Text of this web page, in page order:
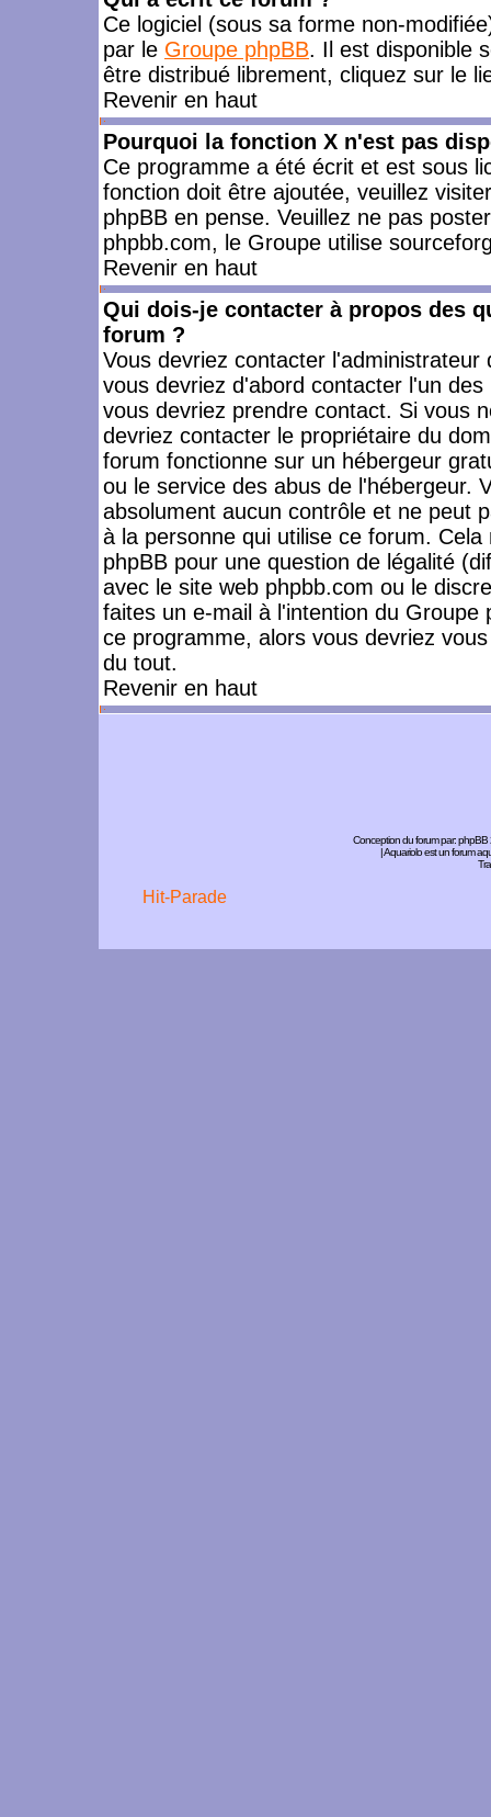
Ce logiciel (sous sa forme non-
par le Groupe phpBB. Il est disponible
être distribué librement, cliquez sur le
Revenir en haut
Pourquoi la fonction X n'est pas
Ce programme a été écrit et est sous
fonction doit être ajoutée, veuillez
phpBB en pense. Veuillez ne pas
phpbb.com, le Groupe utilise
Revenir en haut
Qui dois-je contacter à propos des
forum ?
Vous devriez contacter
vous devriez d'abord contacter l'un
vous devriez prendre contact. Si vous
devriez contacter le propriétaire du
forum fonctionne sur un hébergeur
ou le service des abus de l'hébergeur.
absolument aucun contrôle et ne peut
à la personne qui utilise ce forum.
phpBB pour une question de légalité
avec le site web phpbb.com ou le
faites un e-mail à l'intention du
ce programme, alors vous devriez
du tout.
Revenir en haut
Conception du forum par:phpBB
| Aquariolo est un forum